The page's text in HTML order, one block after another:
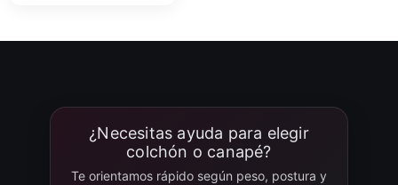
¿Necesitas ayuda para elegir
colchón o canapé?
Te orientamos rápido según peso, postura y